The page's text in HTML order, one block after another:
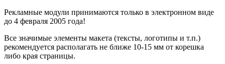
Рекламные модули принимаются только в электронном виде
до 4 февраля 2005 года!
Все значимые элементы макета (тексты, логотипы и т.п.)
рекомендуется располагать не ближе 10-15 мм от корешка
либо края страницы.